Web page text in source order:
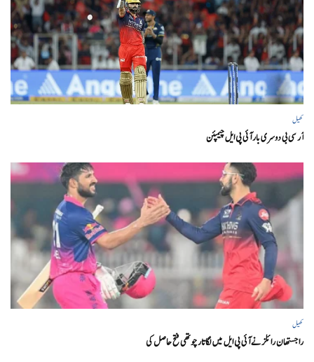
کھیل
آر سی بی دوسری بار آئی پی ایل چیمپئن
کھیل
راجستھان رائلز نے آئی پی ایل میں لگاتار چوتھی فتح حاصل کی